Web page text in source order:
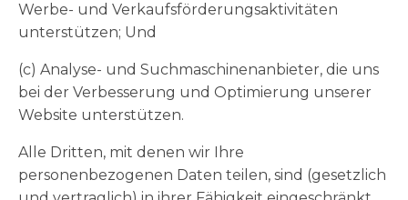
Werbe- und Verkaufsförderungsaktivitäten
unterstützen; Und
(c) Analyse- und Suchmaschinenanbieter, die uns
bei der Verbesserung und Optimierung unserer
Website unterstützen.
Alle Dritten, mit denen wir Ihre
personenbezogenen Daten teilen, sind (gesetzlich